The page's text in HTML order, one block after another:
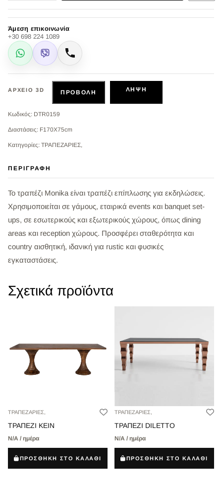
Άμεση επικοινωνία
+30 698 224 1089
WhatsApp
Viber Κλήση
ΑΡΧΕΊΟ 3D ΠΡΟΒΟΛΉ ΛΉΨΗ
Κωδικός: DTR0159
Διαστάσεις: F170X75cm
Κατηγορίες: ΤΡΑΠΕΖΑΡΙΕΣ,
ΠΕΡΙΓΡΑΦΉ
Το τραπέζι Monika είναι τραπέζι επίπλωσης για εκδηλώσεις.
Χρησιμοποιείται σε γάμους, εταιρικά events και banquet set-
ups, σε εσωτερικούς και εξωτερικούς χώρους, όπως dining
areas και reception χώρους. Προσφέρει σταθερότητα και
country αισθητική, ιδανική για rustic και φυσικές
εγκαταστάσεις.
Σχετικά προϊόντα
ΤΡΑΠΕΖΑΡΙΕΣ,
ΤΡΑΠΕΖΙ ΚΕΙΝ
Ν/Α / ημέρα
ΠΡΟΣΘΗΚΗ ΣΤΟ ΚΑΛΑΘΙ
ΤΡΑΠΕΖΑΡΙΕΣ,
ΤΡΑΠΕΖΙ DILETTO
Ν/Α / ημέρα
ΠΡΟΣΘΗΚΗ ΣΤΟ ΚΑΛΑΘΙ